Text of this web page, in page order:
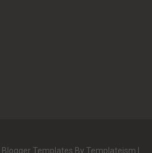
Blogger Templates By Templateism |